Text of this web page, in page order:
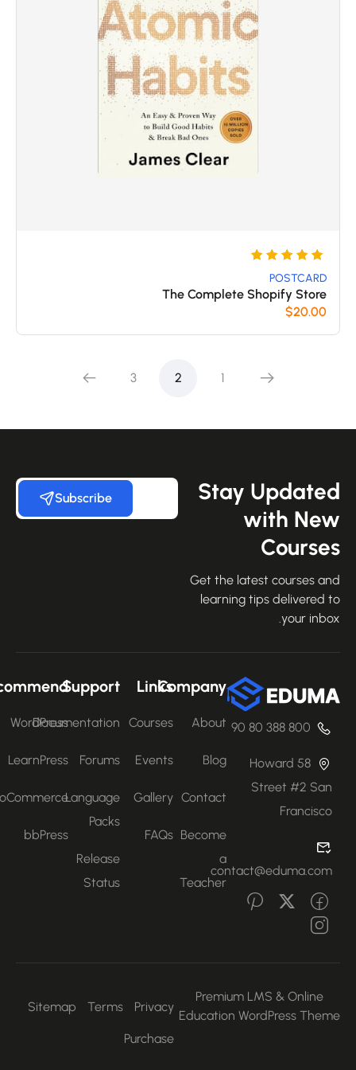
التقييم
من 5
POSTCARD
The Complete Shopify Store
$20.00
Stay
with
Get the latest courses
learning tips delivered
your
Subscribe
800 388 80 90
58 Howard
Street #2 San
Francisco
contact@eduma.com
Company
About
Blog
Contact
Become
Teacher
Links
Courses
Events
Gallery
FAQs
Support
Documentation
Forums
Language
Packs
Release
Status
Recommend
WordPress
LearnPress
WooCommerce
bbPress
Premium LMS & Online
Education WordPress
Privacy
Terms
Sitemap
Purchase